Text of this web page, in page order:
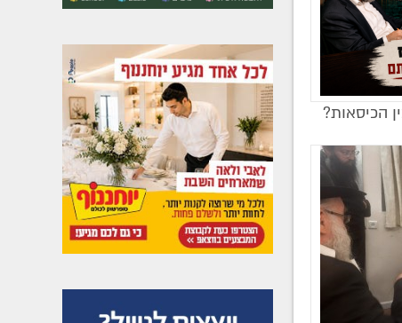
הכיסאות?